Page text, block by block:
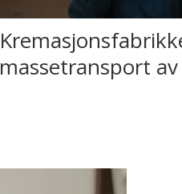
massetransport